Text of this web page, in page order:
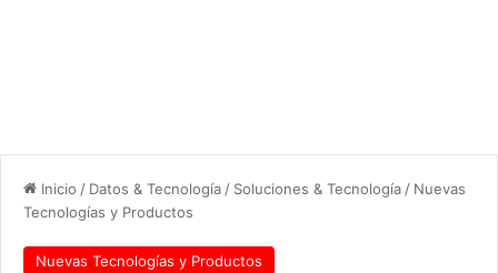
Inicio / Datos & Tecnología / Soluciones & Tecnología / Nuevas
Tecnologías y Productos
Nuevas Tecnologías y Productos